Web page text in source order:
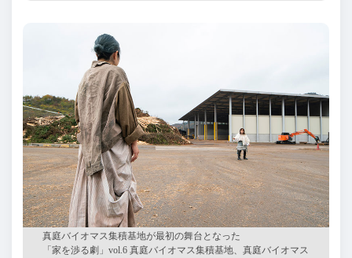
真庭バイオマス集積基地が最初の舞台となった
「家を渉る劇」 vol.6 真庭バイオマス集積基地、真庭バイオマス